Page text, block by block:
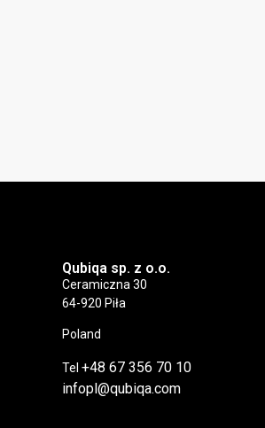
Qubiqa sp. z o.o.
Ceramiczna 30
64-920 Piła
Poland
Tel +48 67 356 70 10
infopl@qubiqa.com